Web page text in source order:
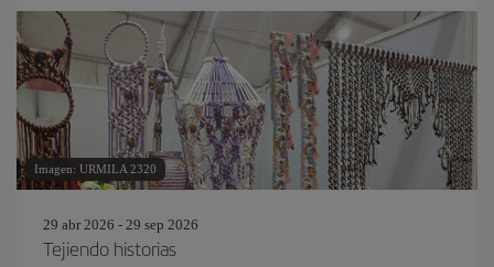
Imagen: URMILA 2320
29 abr 2026 - 29 sep 2026
Tejiendo historias